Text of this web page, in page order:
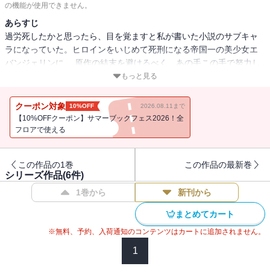
の機能が使用できません。
あらすじ
過労死したかと思ったら、目を覚ますと私が書いた小説のサブキャ
ラになっていた。ヒロインをいじめて死刑になる帝国一の美少女エ
バンジェリンに。 原作の結末を避けるべく、あの手この手で努力し
ていると、 「この世界は先生の小説を参考に創造しました。その代
した神の祝福で美貌、能力、財力など全てを手にしたのだが… 「彼
女は私の伴侶になる人だから」 彫刻のような外見の公爵家の長男カ
イデルといい雰囲気になったものの… 「エバンジェリンは私の娘と
幸せに暮らしましたとさ」じゃないとダメなのに！
もっと見る
クーポン対象 10%OFF 2026.08.11まで
【10%OFFクーポン】サマーブックフェス2026！全
フロアで使える
この作品の1巻 この作品の最新巻
シリーズ作品(6件)
1巻から 新刊から
まとめてカート
※無料、予約、入荷通知のコンテンツはカートに追加されません。
1